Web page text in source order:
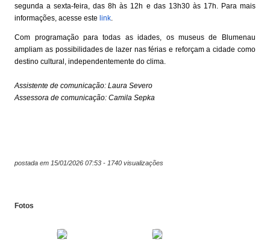
segunda a sexta-feira, das 8h às 12h e das 13h30 às 17h. Para mais
informações, acesse este link.
Com programação para todas as idades, os museus de Blumenau
ampliam as possibilidades de lazer nas férias e reforçam a cidade como
destino cultural, independentemente do clima.
Assistente de comunicação: Laura Severo
Assessora de comunicação: Camila Sepka
postada em 15/01/2026 07:53 - 1740 visualizações
Fotos